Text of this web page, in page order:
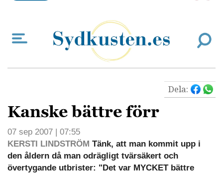
Dela:
Kanske bättre förr
07 sep 2007 | 07:55
KERSTI LINDSTRÖM Tänk, att man kommit upp i
den åldern då man odrägligt tvärsäkert och
övertygande utbrister: "Det var MYCKET bättre